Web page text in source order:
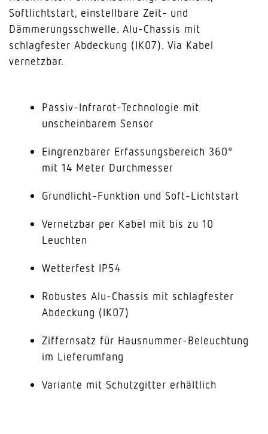
Softlichtstart, einstellbare Zeit- und
Dämmerungsschwelle. Alu-Chassis mit
schlagfester Abdeckung (IK07). Via Kabel
vernetzbar.
Passiv-Infrarot-Technologie mit
unscheinbarem Sensor
Eingrenzbarer Erfassungsbereich 360°
mit 14 Meter Durchmesser
Grundlicht-Funktion und Soft-Lichtstart
Vernetzbar per Kabel mit bis zu 10
Leuchten
Wetterfest IP54
Robustes Alu-Chassis mit schlagfester
Abdeckung (IK07)
Ziffernsatz für Hausnummer-Beleuchtung
im Lieferumfang
Variante mit Schutzgitter erhältlich